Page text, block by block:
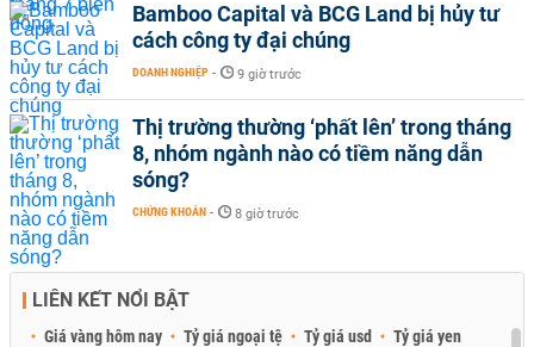
Bamboo Capital và BCG Land bị hủy tư
cách công ty đại chúng
DOANH NGHIỆP - 9 giờ trước
Thị trường thường ‘phất lên’ trong tháng
8, nhóm ngành nào có tiềm năng dẫn
sóng?
CHỨNG KHOÁN - 8 giờ trước
LIÊN KẾT NỔI BẬT
Giá vàng hôm nay Tỷ giá ngoại tệ Tỷ giá usd
Tỷ giá yen